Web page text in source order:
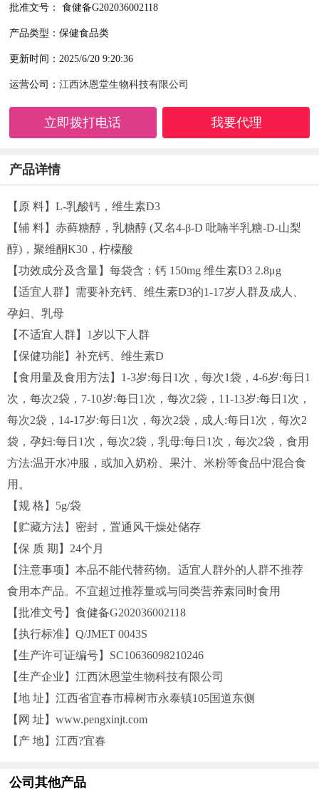
批准文号： 食健备G202036002118
产品类型：保健食品类
更新时间：2025/6/20 9:20:36
运营公司：江西沐恩堂生物科技有限公司
立即拨打电话 我要代理
产品详情
【原 料】L-乳酸钙，维生素D3
【辅 料】赤藓糖醇，乳糖醇 (又名4-β-D 吡喃半乳糖-D-山梨
醇)，聚维酮K30，柠檬酸
【功效成分及含量】每袋含：钙 150mg 维生素D3 2.8μg
【适宜人群】需要补充钙、维生素D3的1-17岁人群及成人、
孕妇、乳母
【不适宜人群】1岁以下人群
【保健功能】补充钙、维生素D
【食用量及食用方法】1-3岁:每日1次，每次1袋，4-6岁:每日1
次，每次2袋，7-10岁:每日1次，每次2袋，11-13岁:每日1次，
每次2袋，14-17岁:每日1次，每次2袋，成人:每日1次，每次2
袋，孕妇:每日1次，每次2袋，乳母:每日1次，每次2袋，食用
方法:温开水冲服，或加入奶粉、果汁、米粉等食品中混合食
用。
【规 格】5g/袋
【贮藏方法】密封，置通风干燥处储存
【保 质 期】24个月
【注意事项】本品不能代替药物。适宜人群外的人群不推荐
食用本产品。不宜超过推荐量或与同类营养素同时食用
【批准文号】食健备G202036002118
【执行标准】Q/JMET 0043S
【生产许可证编号】SC10636098210246
【生产企业】江西沐恩堂生物科技有限公司
【地 址】江西省宜春市樟树市永泰镇105国道东侧
【网 址】www.pengxinjt.com
【产 地】江西?宜春
公司其他产品